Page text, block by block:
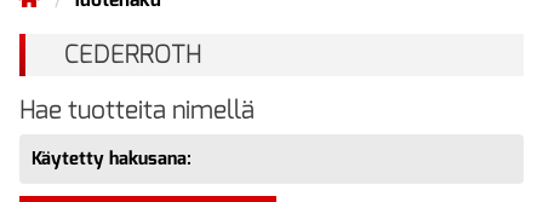
CEDERROTH
Hae tuotteita nimellä
Käytetty hakusana: